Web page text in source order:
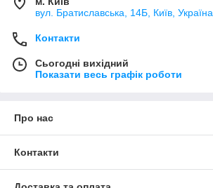
вул. Братиславська, 14Б, Київ, Україна
Контакти
Сьогодні вихідний
Показати весь графік роботи
Про нас
Контакти